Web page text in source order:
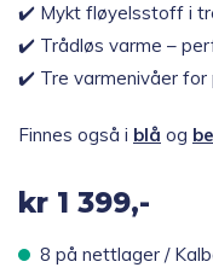
✔️ Mykt fløyelsstoff i
✔️ Trådløs varme –
✔️ Tre varmenivåer for
Finnes også i blå og
kr 1 399,-
8 på nettlager /